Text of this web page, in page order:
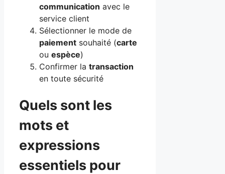
communication avec le
service client
Sélectionner le mode de
paiement souhaité (carte
ou espèce)
Confirmer la transaction
en toute sécurité
Quels sont les
mots et
expressions
essentiels pour